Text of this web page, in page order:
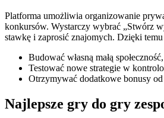
Platforma umożliwia organizowanie
konkursów. Wystarczy wybrać „Stwórz
stawkę i zaprosić znajomych. Dzięki temu
Budować własną małą społeczność,
Testować nowe strategie w
Otrzymywać dodatkowe bonusy od
Najlepsze gry do gry